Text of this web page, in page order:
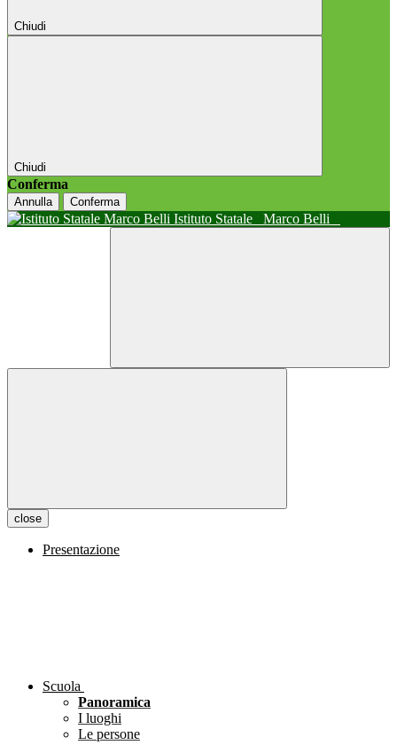
Chiudi
Chiudi
Conferma
Annulla Conferma
Istituto Statale Marco Belli
close
Presentazione
Scuola
Panoramica
I luoghi
Le persone